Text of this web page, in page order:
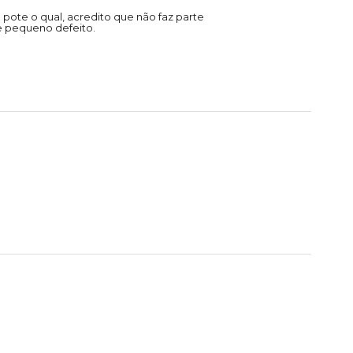
o qual, acredito que não faz parte
pequeno defeito.